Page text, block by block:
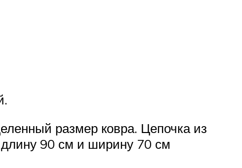
размер ковра. Цепочка из
90 см и ширину 70 см